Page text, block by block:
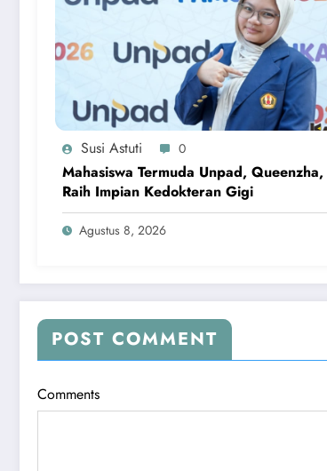
Susi Astuti 0
Mahasiswa Termuda Unpad, Queenzha,
Raih Impian Kedokteran Gigi
Agustus 8, 2026
POST COMMENT
Comments